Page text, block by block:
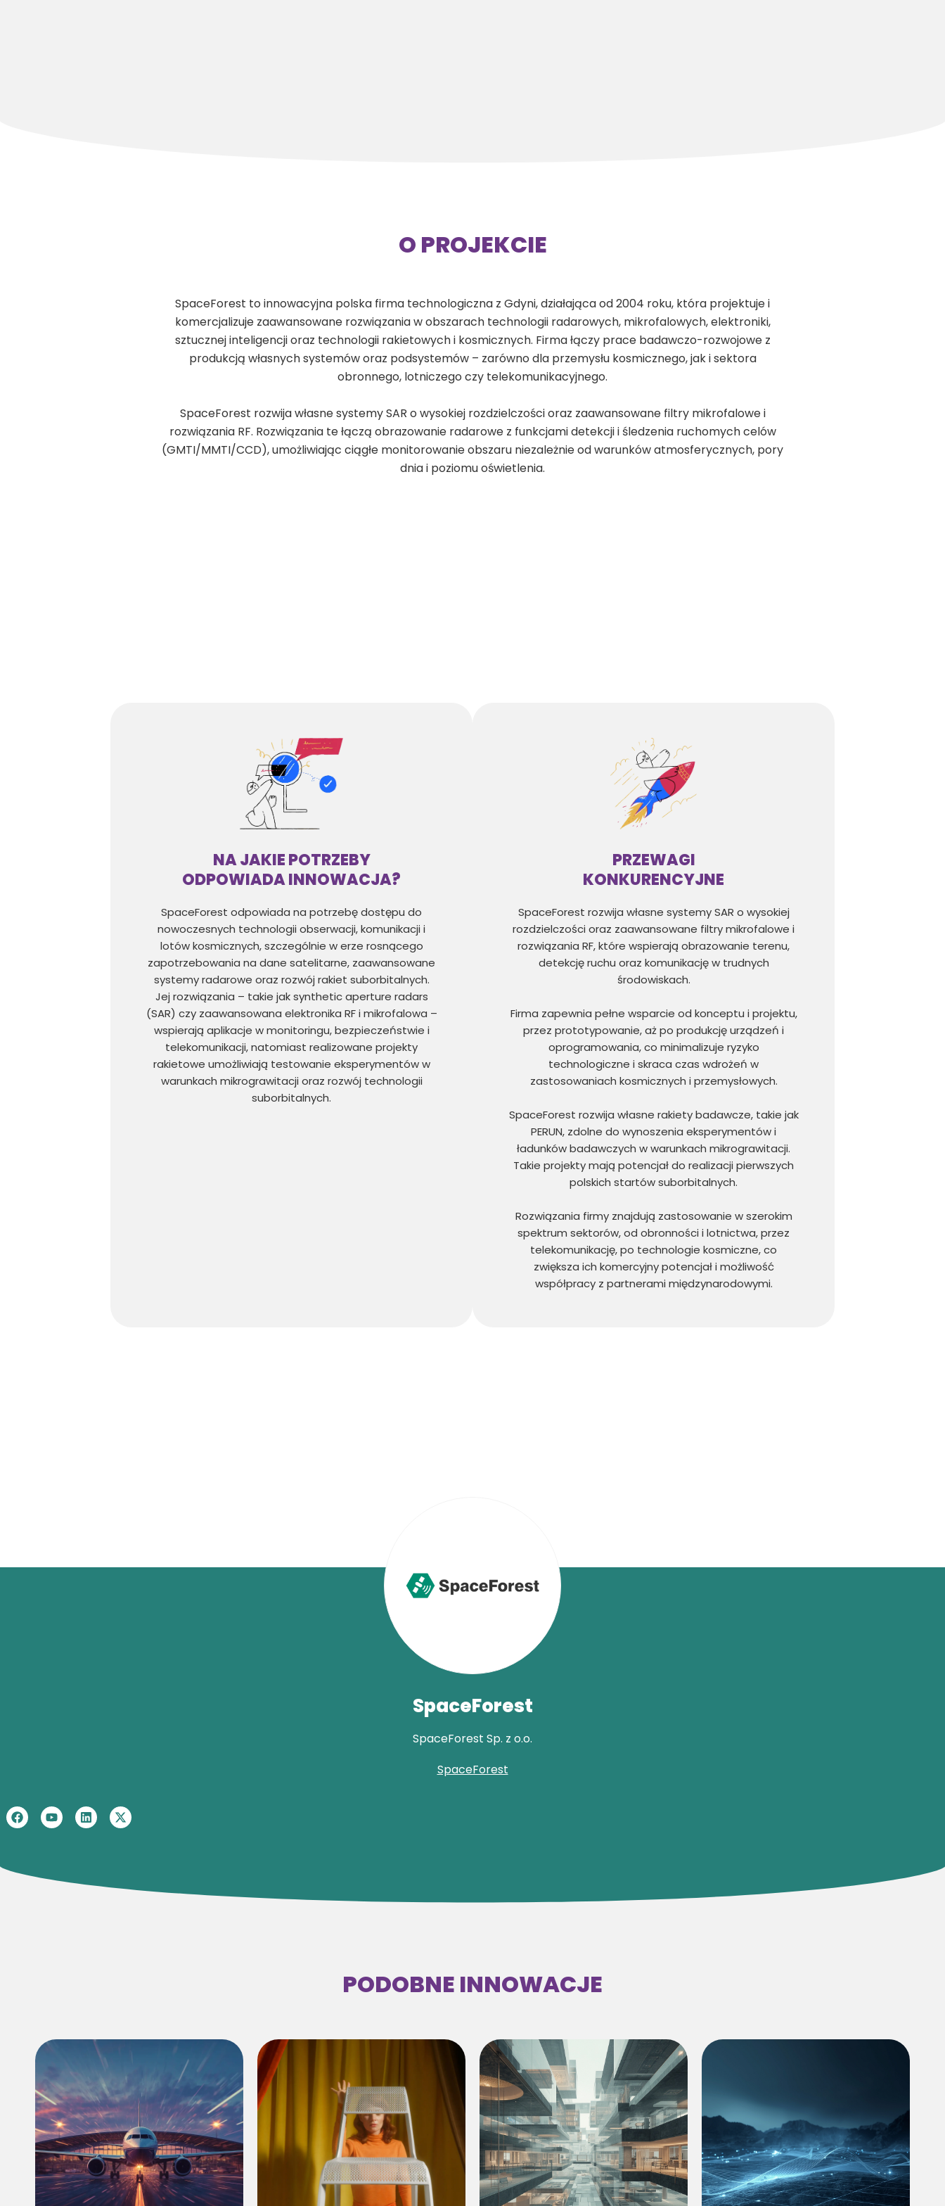
O PROJEKCIE
SpaceForest to innowacyjna polska firma technologiczna z Gdyni, działająca od 2004 roku, która projektuje i
komercjalizuje zaawansowane rozwiązania w obszarach technologii radarowych, mikrofalowych, elektroniki,
sztucznej inteligencji oraz technologii rakietowych i kosmicznych. Firma łączy prace badawczo-rozwojowe z
produkcją własnych systemów oraz podsystemów – zarówno dla przemysłu kosmicznego, jak i sektora
obronnego, lotniczego czy telekomunikacyjnego.
SpaceForest rozwija własne systemy SAR o wysokiej rozdzielczości oraz zaawansowane filtry mikrofalowe i
rozwiązania RF. Rozwiązania te łączą obrazowanie radarowe z funkcjami detekcji i śledzenia ruchomych celów
(GMTI/MMTI/CCD), umożliwiając ciągłe monitorowanie obszaru niezależnie od warunków atmosferycznych, pory
dnia i poziomu oświetlenia.
NA JAKIE POTRZEBY
ODPOWIADA INNOWACJA?
SpaceForest odpowiada na potrzebę dostępu do
nowoczesnych technologii obserwacji, komunikacji i
lotów kosmicznych, szczególnie w erze rosnącego
zapotrzebowania na dane satelitarne, zaawansowane
systemy radarowe oraz rozwój rakiet suborbitalnych.
Jej rozwiązania – takie jak synthetic aperture radars
(SAR) czy zaawansowana elektronika RF i mikrofalowa –
wspierają aplikacje w monitoringu, bezpieczeństwie i
telekomunikacji, natomiast realizowane projekty
rakietowe umożliwiają testowanie eksperymentów w
warunkach mikrograwitacji oraz rozwój technologii
suborbitalnych.
PRZEWAGI
KONKURENCYJNE
SpaceForest rozwija własne systemy SAR o wysokiej
rozdzielczości oraz zaawansowane filtry mikrofalowe i
rozwiązania RF, które wspierają obrazowanie terenu,
detekcję ruchu oraz komunikację w trudnych
środowiskach.
Firma zapewnia pełne wsparcie od konceptu i projektu,
przez prototypowanie, aż po produkcję urządzeń i
oprogramowania, co minimalizuje ryzyko
technologiczne i skraca czas wdrożeń w
zastosowaniach kosmicznych i przemysłowych.
SpaceForest rozwija własne rakiety badawcze, takie jak
PERUN, zdolne do wynoszenia eksperymentów i
ładunków badawczych w warunkach mikrograwitacji.
Takie projekty mają potencjał do realizacji pierwszych
polskich startów suborbitalnych.
Rozwiązania firmy znajdują zastosowanie w szerokim
spektrum sektorów, od obronności i lotnictwa, przez
telekomunikację, po technologie kosmiczne, co
zwiększa ich komercyjny potencjał i możliwość
współpracy z partnerami międzynarodowymi.
SpaceForest
SpaceForest Sp. z o.o.
SpaceForest
PODOBNE INNOWACJE